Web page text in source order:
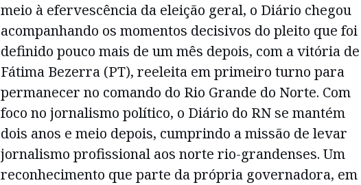
meio à efervescência da eleição geral, o Diário chegou
acompanhando os momentos decisivos do pleito que foi
definido pouco mais de um mês depois, com a vitória de
Fátima Bezerra (PT), reeleita em primeiro turno para
permanecer no comando do Rio Grande do Norte. Com
foco no jornalismo político, o Diário do RN se mantém
dois anos e meio depois, cumprindo a missão de levar
jornalismo profissional aos norte rio-grandenses. Um
reconhecimento que parte da própria governadora, em